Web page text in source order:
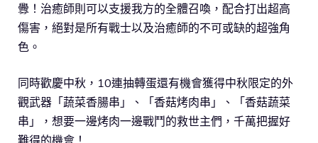
釁！治癒師則可以支援我方的全體召喚，配合打出超高
傷害，絕對是所有戰士以及治癒師的不可或缺的超強角
色。
同時歡慶中秋，10連抽轉蛋還有機會獲得中秋限定的外
觀武器「蔬菜香腸串」、「香菇烤肉串」、「香菇蔬菜
串」，想要一邊烤肉一邊戰鬥的救世主們，千萬把握好
難得的機會！